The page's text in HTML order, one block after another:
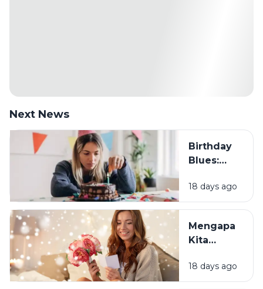
Next News
Birthday
Blues:
Sebagian
Orang
Merasa
Sedih Saat
Tahun?
18 days ago
Mengapa
Kita
Mendapat
Ucapan
18 days ago